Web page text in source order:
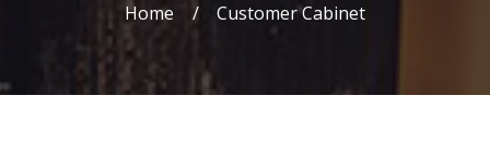
Home Customer Cabinet